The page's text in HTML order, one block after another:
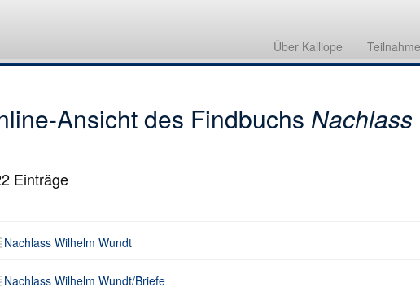
Über Kalliope Teilnahme
Ansicht des Findbuchs
Einträge
Nachlass Wilhelm Wundt
Nachlass Wilhelm Wundt/Briefe